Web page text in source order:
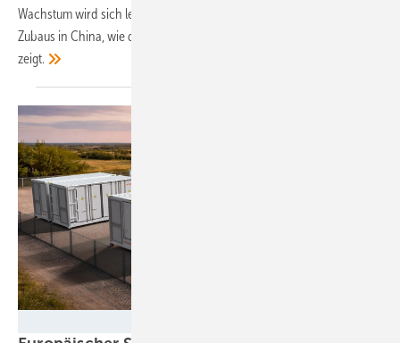
Wachstum wird sich leicht verlangsamen – aufgrund rückläufigen
Zubaus in China, wie der neue Bericht von Solarpower Europe
zeigt.